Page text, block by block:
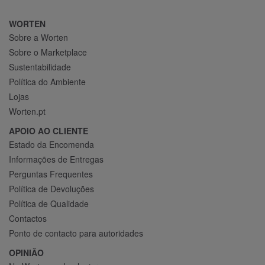
WORTEN
Sobre a Worten
Sobre o Marketplace
Sustentabilidade
Política do Ambiente
Lojas
Worten.pt
APOIO AO CLIENTE
Estado da Encomenda
Informações de Entregas
Perguntas Frequentes
Política de Devoluções
Política de Qualidade
Contactos
Ponto de contacto para autoridades
OPINIÃO